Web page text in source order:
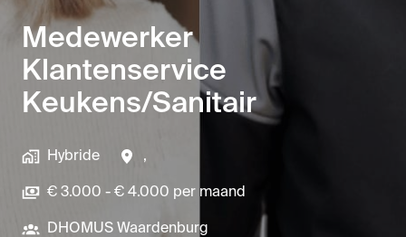
Medewerker
Klantenservice
Keukens/Sanitair
Hybride ,
€ 3.000 - € 4.000 per maand
DHOMUS Waardenburg